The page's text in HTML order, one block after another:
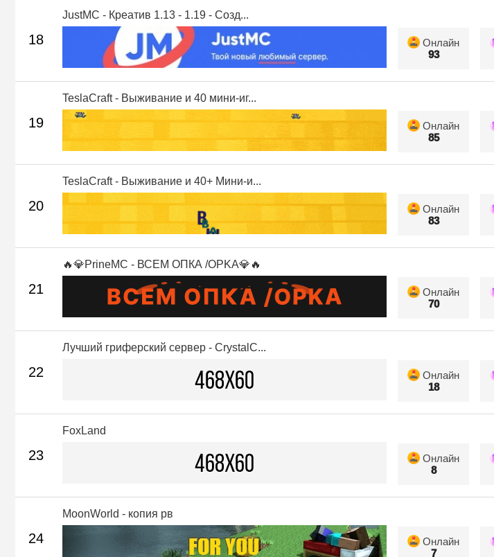
18
JustMC - Креатив 1.13 - 1.19 - Созд...
Онлайн
93
19
TeslaCraft - Выживание и 40 мини-иг...
Онлайн
85
20
TeslaCraft - Выживание и 40+ Мини-и...
Онлайн
83
21
🔥💎PrineMC - ВСЕМ ОПКА /OPKA💎🔥
Онлайн
70
22
Лучший гриферский сервер - CrystalC...
Онлайн
18
23
FoxLand
Онлайн
8
24
MoonWorld - копия рв
Онлайн
7